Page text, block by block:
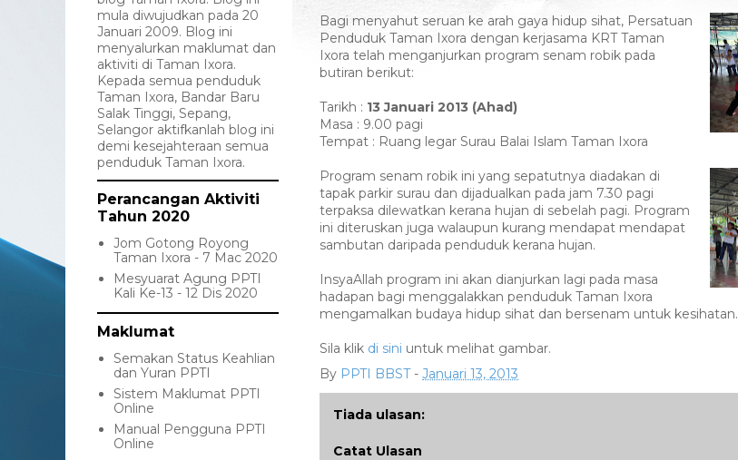
Bagi menyahut seruan ke arah gaya hidup sihat, Persatuan
Penduduk Taman Ixora dengan kerjasama KRT Taman
Ixora telah menganjurkan program senam robik pada
butiran berikut:
Tarikh : 13 Januari 2013 (Ahad)
Masa : 9.00 pagi
Tempat : Ruang legar Surau Balai Islam Taman Ixora
Program senam robik ini yang sepatutnya diadakan di
tapak parkir surau dan dijadualkan pada jam 7.30 pagi
terpaksa dilewatkan kerana hujan di sebelah pagi. Program
ini diteruskan juga walaupun kurang mendapat mendapat
sambutan daripada penduduk kerana hujan.
InsyaAllah program ini akan dianjurkan lagi pada masa
hadapan bagi menggalakkan penduduk Taman Ixora
mengamalkan budaya hidup sihat dan bersenam untuk kesihatan.
Sila klik di sini untuk melihat gambar.
By PPTI BBST - Januari 13, 2013
Tiada ulasan:
Catat Ulasan
mula diwujudkan pada 20
Januari 2009. Blog ini
menyalurkan maklumat dan
aktiviti di Taman Ixora.
Kepada semua penduduk
Taman Ixora, Bandar Baru
Salak Tinggi, Sepang,
Selangor aktifkanlah blog ini
demi kesejahteraan semua
penduduk Taman Ixora.
Perancangan Aktiviti
Tahun 2020
Jom Gotong Royong
Taman Ixora - 7 Mac 2020
Mesyuarat Agung PPTI
Kali Ke-13 - 12 Dis 2020
Maklumat
Semakan Status Keahlian
dan Yuran PPTI
Sistem Maklumat PPTI
Online
Manual Pengguna PPTI
Online